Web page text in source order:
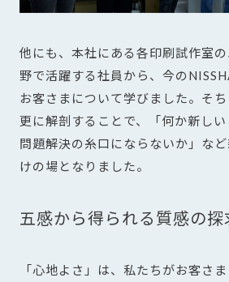
他にも、本社にある各印刷試作室
野で活躍する社員から、今の
お客さまについて学びました。そ
更に解剖することで、「何か新しい
問題解決の糸口にならないか」な
けの場となりました。
五感から得られる質感の探
「心地よさ」は、私たちがお客さ